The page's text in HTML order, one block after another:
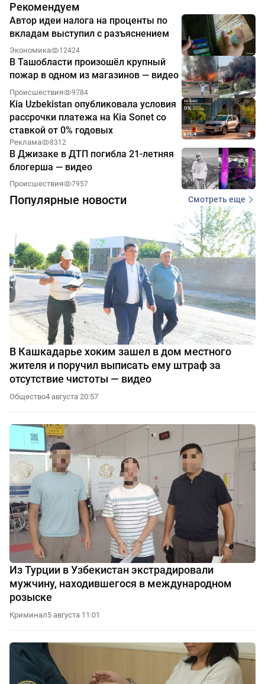
Рекомендуем
Автор идеи налога на проценты по
вкладам выступил с разъяснением
Экономика 12424
В Ташобласти произошёл крупный
пожар в одном из магазинов — видео
Происшествия 9784
Kia Uzbekistan опубликовала условия
рассрочки платежа на Kia Sonet со
ставкой от 0% годовых
Реклама 8312
В Джизаке в ДТП погибла 21-летняя
блогерша — видео
Происшествия 7957
Популярные новости Смотреть еще
В Кашкадарье хоким зашел в дом местного
жителя и поручил выписать ему штраф за
отсутствие чистоты — видео
Общество4 августа 20:57
Из Турции в Узбекистан экстрадировали
мужчину, находившегося в международном
розыске
Криминал5 августа 11:01